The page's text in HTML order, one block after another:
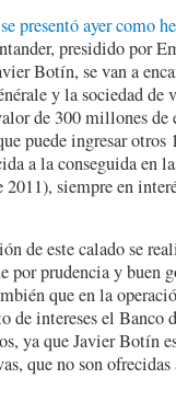
presentó ayer como
presidido por
Botín, se van a
y la sociedad
de 300 millones de
puede ingresar
a la conseguida en
siempre en
de este calado se
por prudencia y buen
que en la
de intereses el Banco
ya que Javier Botín
que no son